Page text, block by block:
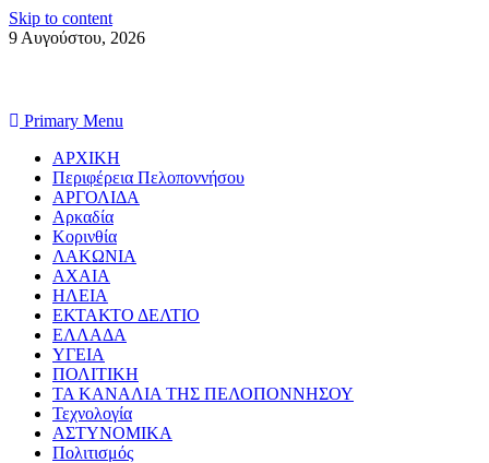
Skip to content
9 Αυγούστου, 2026
Primary Menu
ΑΡΧΙΚΗ
Περιφέρεια Πελοποννήσου
ΑΡΓΟΛΙΔΑ
Αρκαδία
Κορινθία
ΛΑΚΩΝΙΑ
ΑΧΑΙΑ
ΗΛΕΙΑ
ΕΚΤΑΚΤΟ ΔΕΛΤΙΟ
ΕΛΛΑΔΑ
ΥΓΕΙΑ
ΠΟΛΙΤΙΚΗ
ΤΑ ΚΑΝΑΛΙΑ ΤΗΣ ΠΕΛΟΠΟΝΝΗΣΟΥ
Τεχνολογία
ΑΣΤΥΝΟΜΙΚΑ
Πολιτισμός